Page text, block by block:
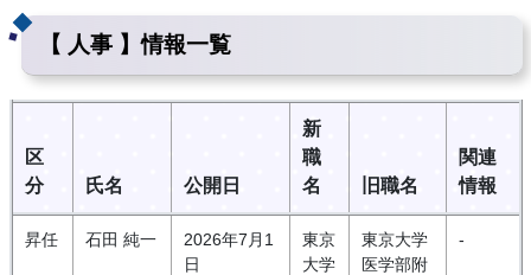
【 人事 】情報一覧
区
分
氏名 公開日
新
職
名
旧職名
関連
情報
昇任 石田 純一
2026年7月1
日
東京
大学
東京大学
医学部附
-